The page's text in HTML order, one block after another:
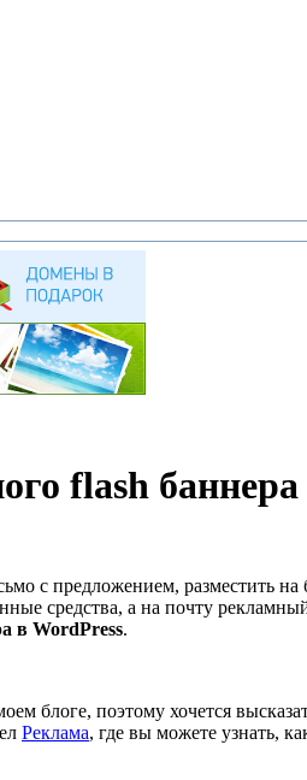
flash
с предложением, разместить на
средства, а на почту
в WordPress.
блоге, поэтому хочется
Реклама, где вы можете узнать,